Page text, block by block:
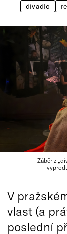
Vše o ČTdivadlo
Záběr z
V
vlast (a
poslední